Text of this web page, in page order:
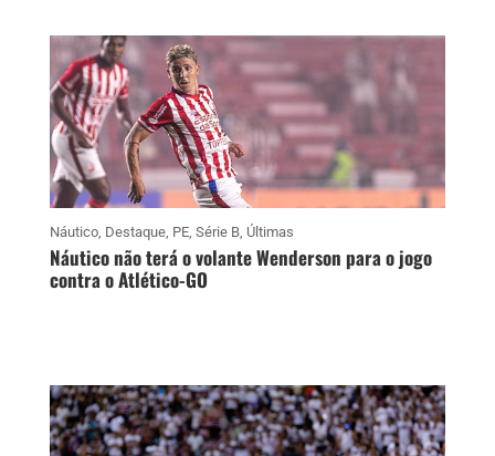
Náutico, Destaque, PE, Série B, Últimas
Náutico não terá o volante Wenderson para o jogo
contra o Atlético-GO